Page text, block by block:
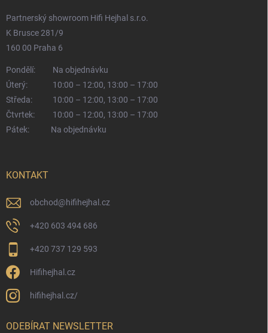
Partnerský showroom Hifi Hejhal s.r.o.
K Brusce 281/9
160 00 Praha 6
Pondělí:
Na objednávku
Úterý:
10:00 – 12:00, 13:00 – 17:00
Středa:
10:00 – 12:00, 13:00 – 17:00
Čtvrtek:
10:00 – 12:00, 13:00 – 17:00
Pátek:
Na objednávku
KONTAKT
obchod@hifihejhal.cz
+420 603 494 686
+420 737 129 593
Hifihejhal.cz
hifihejhal.cz/
ODEBÍRAT NEWSLETTER